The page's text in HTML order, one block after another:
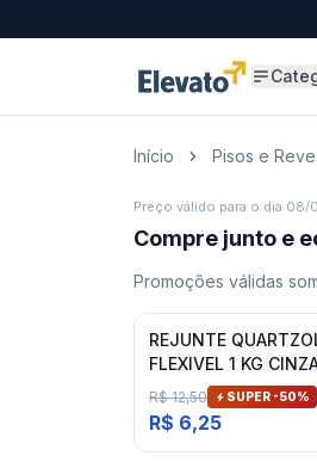
Início Pisos e
Preço válido para o dia 08/
Compre junto e
Promoções válidas
REJUNTE
FLEXIVEL 1 KG
ARTICO
R$ 12,50 SUPER -50%
R$ 6,25